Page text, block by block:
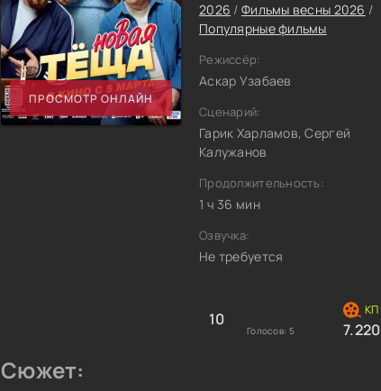
ПРОСМОТР ОНЛАЙН
2026 / Фильмы весны 2026 /
Популярные фильмы
Режиссёр:
Аскар Узабаев
Сценарий:
Гарик Харламов, Сергей
Калужанов
Продолжительность:
1 ч 36 мин
Озвучка:
Не требуется
10
Голосов: 5 7.220
Сюжет: